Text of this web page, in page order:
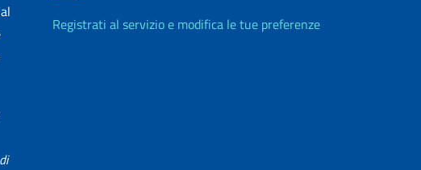
Registrati al servizio e modifica le tue preferenze